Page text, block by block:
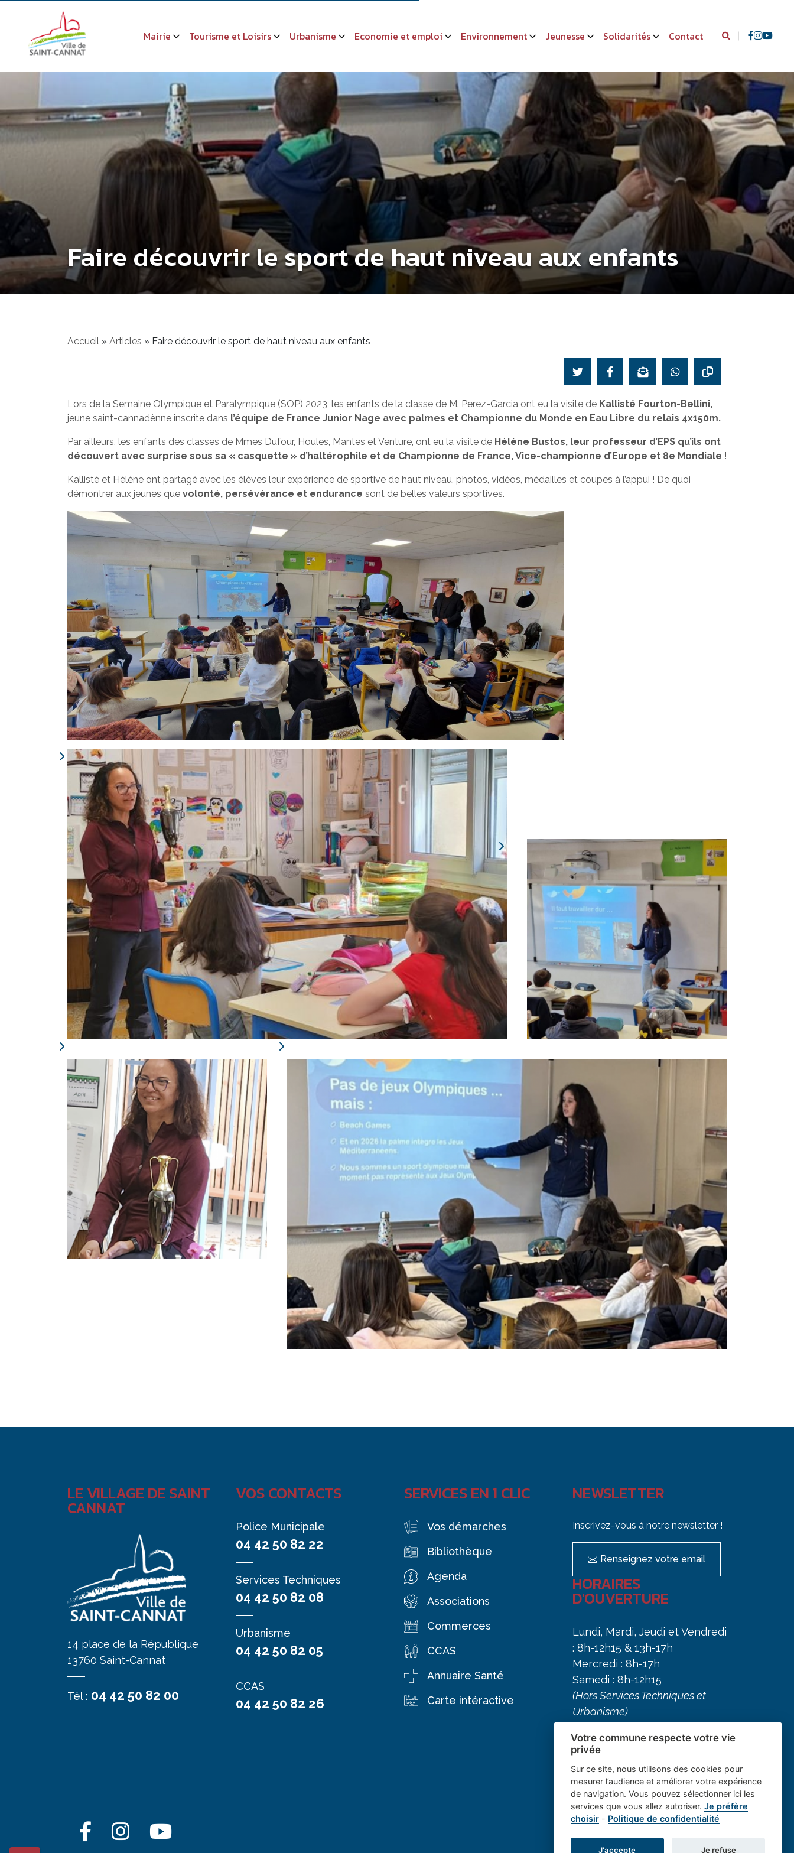
Mairie Tourisme et Loisirs Urbanisme Economie et emploi Environnement Jeunesse Solidarités Contact
Faire découvrir le sport de haut niveau aux enfants
Accueil » Articles » Faire découvrir le sport de haut niveau aux enfants
Lors de la Semaine Olympique et Paralympique (SOP) 2023, les enfants de la classe de M. Perez-Garcia ont eu la visite de Kallisté Fourton-Bellini,
jeune saint-cannadènne inscrite dans l’équipe de France Junior Nage avec palmes et Championne du Monde en Eau Libre du relais 4x150m.
Par ailleurs, les enfants des classes de Mmes Dufour, Houles, Mantes et Venture, ont eu la visite de Hélène Bustos, leur professeur d’EPS qu’ils ont
découvert avec surprise sous sa « casquette » d’haltérophile et de Championne de France, Vice-championne d’Europe et 8e Mondiale !
Kallisté et Hélène ont partagé avec les élèves leur expérience de sportive de haut niveau, photos, vidéos, médailles et coupes à l’appui ! De quoi
démontrer aux jeunes que volonté, persévérance et endurance sont de belles valeurs sportives.
LE VILLAGE DE SAINT
CANNAT
14 place de la République
13760 Saint-Cannat
Tél : 04 42 50 82 00
VOS CONTACTS
Police Municipale
04 42 50 82 22
Services Techniques
04 42 50 82 08
Urbanisme
04 42 50 82 05
CCAS
04 42 50 82 26
SERVICES EN 1 CLIC
Vos démarches
Bibliothèque
Agenda
Associations
Commerces
CCAS
Annuaire Santé
Carte intéractive
NEWSLETTER
Inscrivez-vous à notre newsletter !
Renseignez votre email
HORAIRES
D'OUVERTURE
Lundi, Mardi, Jeudi et Vendredi
: 8h-12h15 & 13h-17h
Mercredi : 8h-17h
Samedi : 8h-12h15
(Hors Services Techniques et
Urbanisme)
Votre commune respecte votre vie
privée
Sur ce site, nous utilisons des cookies pour
mesurer l’audience et améliorer votre expérience
de navigation. Vous pouvez sélectionner ici les
services que vous allez autoriser. Je préfère
choisir- Politique de confidentialité
J'accepte Je refuse